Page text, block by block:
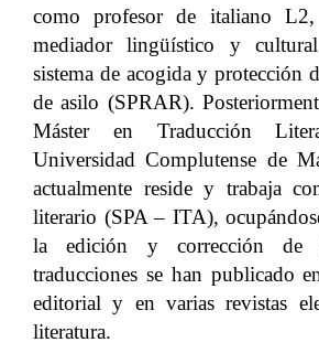
como profesor de italiano
mediador lingüístico y
sistema de acogida y protección
de asilo (SPRAR).
Máster en Traducción
Universidad Complutense de
actualmente reside y trabaja
literario (SPA – ITA),
la edición y corrección de
traducciones se han publicado
editorial y en varias revistas
literatura.